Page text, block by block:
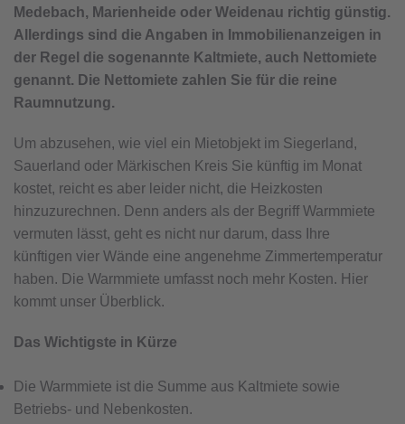
Medebach, Marienheide oder Weidenau richtig günstig.
Allerdings sind die Angaben in Immobilienanzeigen in
der Regel die sogenannte Kaltmiete, auch Nettomiete
genannt. Die Nettomiete zahlen Sie für die reine
Raumnutzung.
Um abzusehen, wie viel ein Mietobjekt im Siegerland,
Sauerland oder Märkischen Kreis Sie künftig im Monat
kostet, reicht es aber leider nicht, die Heizkosten
hinzuzurechnen. Denn anders als der Begriff Warmmiete
vermuten lässt, geht es nicht nur darum, dass Ihre
künftigen vier Wände eine angenehme Zimmertemperatur
haben. Die Warmmiete umfasst noch mehr Kosten. Hier
kommt unser Überblick.
Das Wichtigste in Kürze
Die Warmmiete ist die Summe aus Kaltmiete sowie
Betriebs- und Nebenkosten.